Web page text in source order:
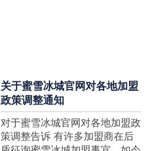
关于蜜雪冰城官网对各地加盟
政策调整通知
对于蜜雪冰城官网对各地加盟政
策调整告诉 有许多加盟商在后